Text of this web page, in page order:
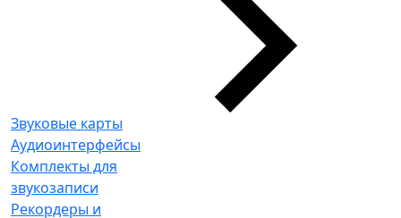
Звуковые карты
Аудиоинтерфейсы
Комплекты для
звукозаписи
Рекордеры и